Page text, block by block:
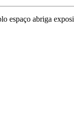
espaço abriga